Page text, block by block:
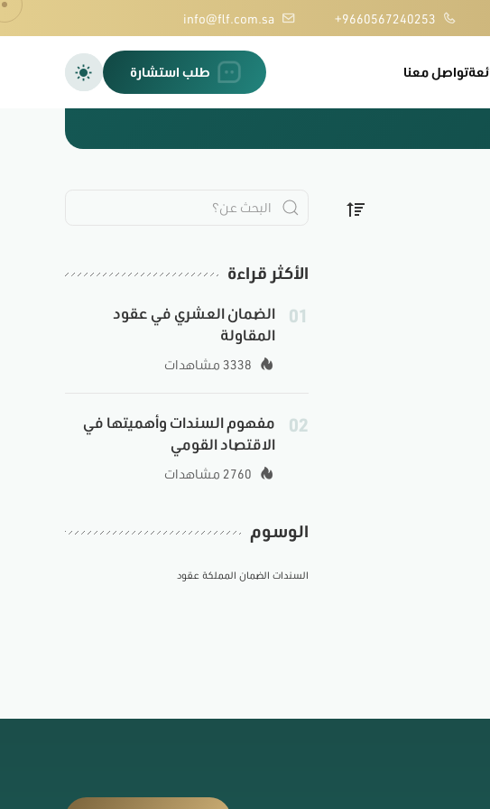
+9660567240253
info@flf.com.sa
تواصل معنا طلب استشارة
الأكثر قراءة
01
الضمان العشري في عقود
المقاولة
02
مفهوم السندات وأهميتها في
الاقتصاد القومي
الوسوم
السندات الضمان المملكة عقود